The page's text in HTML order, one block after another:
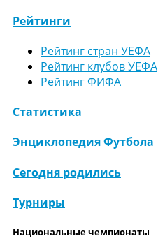
Рейтинги
Рейтинг стран УЕФА
Рейтинг клубов УЕФА
Рейтинг ФИФА
Статистика
Энциклопедия Футбола
Сегодня родились
Турниры
Национальные чемпионаты